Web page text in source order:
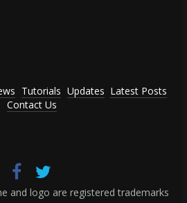
Tutorials Updates Latest Posts
Contact Us
and logo are registered trademarks